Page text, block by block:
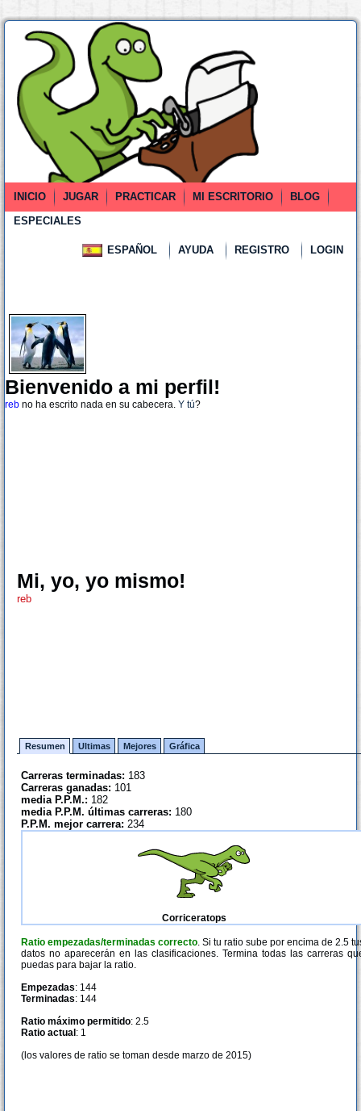
INICIO JUGAR PRACTICAR MI ESCRITORIO
BLOG
ESPECIALES
ESPAÑOL AYUDA REGISTRO LOGIN
Bienvenido a mi perfil!
reb no ha escrito nada en su cabecera. Y tú?
Mi, yo, yo mismo!
reb
Resumen Ultimas Mejores Gráfica
Carreras terminadas: 183
Carreras ganadas: 101
media P.P.M.: 182
media P.P.M. últimas carreras: 180
P.P.M. mejor carrera: 234
Corriceratops
Ratio empezadas/terminadas correcto. Si tu ratio sube por encima de 2.5
datos no aparecerán en las clasificaciones. Termina todas las carreras
puedas para bajar la ratio.
Empezadas: 144
Terminadas: 144
Ratio máximo permitido: 2.5
Ratio actual : 1
(los valores de ratio se toman desde marzo de 2015)